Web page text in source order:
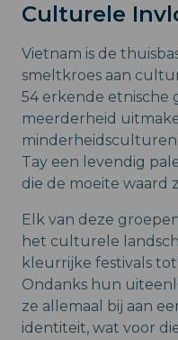
Culturele
Vietnam is de
smeltkroes aan
54 erkende etnische
meerderheid
minderheidsculturen
Tay een levendig
die de moeite waard
Elk van deze
het culturele
kleurrijke festivals
Ondanks hun
ze allemaal bij aan
identiteit, wat voor